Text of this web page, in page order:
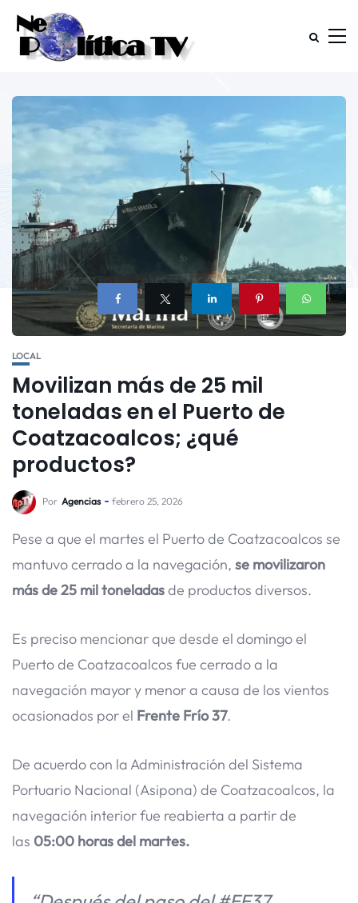
LOCAL
Movilizan más de 25 mil
toneladas en el Puerto de
Coatzacoalcos; ¿qué
productos?
Por Agencias febrero 25, 2026
Pese a que el martes el Puerto de Coatzacoalcos se
mantuvo cerrado a la navegación, se movilizaron
más de 25 mil toneladasde productos diversos.
Es preciso mencionar que desde el domingo el
Puerto de Coatzacoalcos fue cerrado a la
navegación mayor y menor a causa de los vientos
ocasionados por el Frente Frío 37.
De acuerdo con la Administración del Sistema
Portuario Nacional (Asipona) de Coatzacoalcos, la
navegación interior fue reabierta a partir de
las 05:00 horas del martes.